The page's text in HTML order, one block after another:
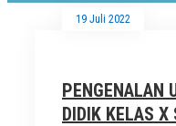
19 Juli 2022
PENGENALAN
DIDIK KELAS X